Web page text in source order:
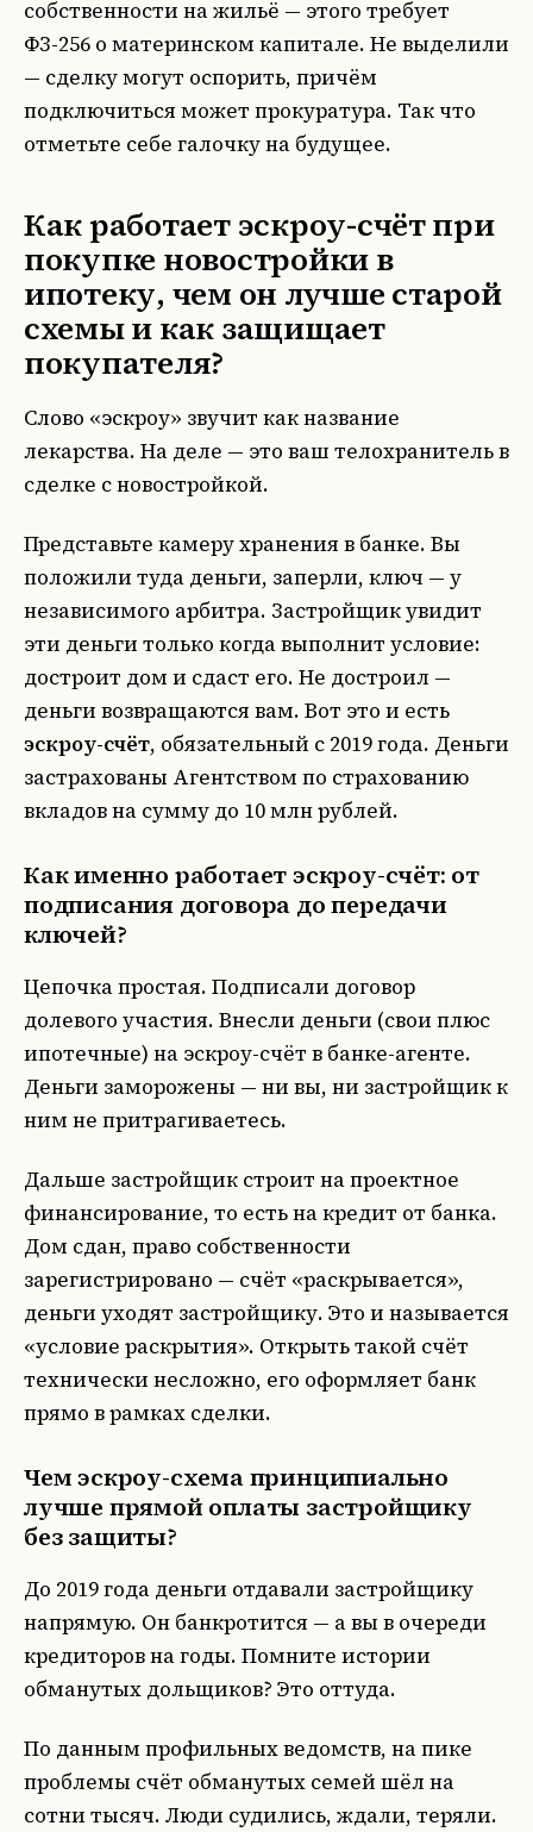
собственности на жильё — этого требует
ФЗ-256 о материнском капитале. Не выделили
— сделку могут оспорить, причём
подключиться может прокуратура. Так что
отметьте себе галочку на будущее.
Как работает эскроу-счёт при
покупке новостройки в
ипотеку, чем он лучше старой
схемы и как защищает
покупателя?
Слово «эскроу» звучит как название
лекарства. На деле — это ваш телохранитель в
сделке с новостройкой.
Представьте камеру хранения в банке. Вы
положили туда деньги, заперли, ключ — у
независимого арбитра. Застройщик увидит
эти деньги только когда выполнит условие:
достроит дом и сдаст его. Не достроил —
деньги возвращаются вам. Вот это и есть
эскроу-счёт, обязательный с 2019 года. Деньги
застрахованы Агентством по страхованию
вкладов на сумму до 10 млн рублей.
Как именно работает эскроу-счёт: от
подписания договора до передачи
ключей?
Цепочка простая. Подписали договор
долевого участия. Внесли деньги (свои плюс
ипотечные) на эскроу-счёт в банке-агенте.
Деньги заморожены — ни вы, ни застройщик к
ним не притрагиваетесь.
Дальше застройщик строит на проектное
финансирование, то есть на кредит от банка.
Дом сдан, право собственности
зарегистрировано — счёт «раскрывается»,
деньги уходят застройщику. Это и называется
«условие раскрытия». Открыть такой счёт
технически несложно, его оформляет банк
прямо в рамках сделки.
Чем эскроу-схема принципиально
лучше прямой оплаты застройщику
без защиты?
До 2019 года деньги отдавали застройщику
напрямую. Он банкротится — а вы в очереди
кредиторов на годы. Помните истории
обманутых дольщиков? Это оттуда.
По данным профильных ведомств, на пике
проблемы счёт обманутых семей шёл на
сотни тысяч. Люди судились, ждали, теряли.